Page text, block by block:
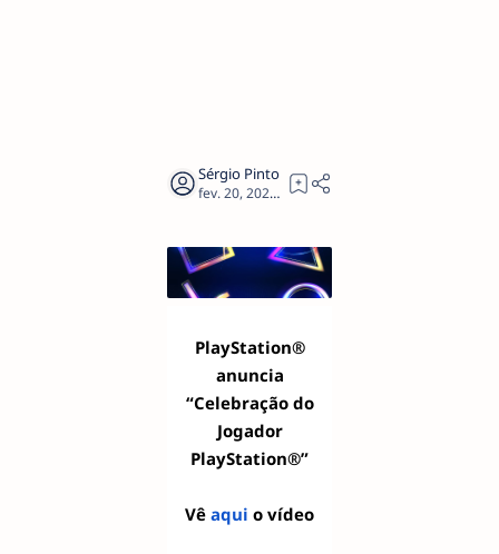
1
PlayStation®
anuncia
“Celebração do
Jogador
PlayStation®”
Vê aqui o vídeo